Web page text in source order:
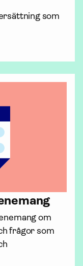
som
om
frågor som